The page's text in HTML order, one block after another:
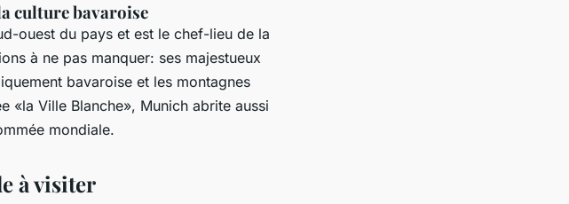
culture bavaroise
ouest du pays et est le chef-lieu de la
à ne pas manquer: ses majestueux
bavaroise et les montagnes
«la Ville Blanche», Munich abrite aussi
mondiale.
à visiter